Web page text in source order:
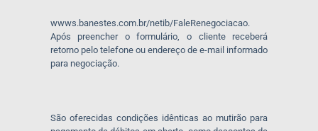
wwws.banestes.com.br/netib/FaleRenegociacao.
Após preencher o formulário, o cliente receberá
retorno pelo telefone ou endereço de e-mail informado
para negociação.
São oferecidas condições idênticas ao mutirão para